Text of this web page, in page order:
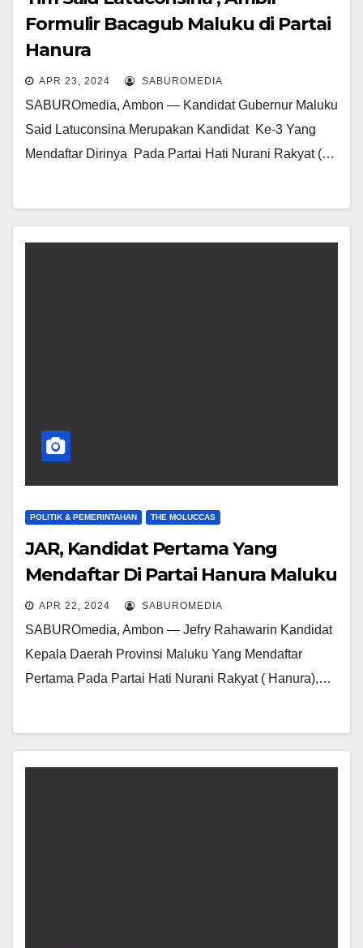
Formulir Bacagub Maluku di Partai
Hanura
APR 23, 2024 SABUROMEDIA
SABUROmedia, Ambon — Kandidat Gubernur Maluku
Said Latuconsina Merupakan Kandidat Ke-3 Yang
Mendaftar Dirinya Pada Partai Hati Nurani Rakyat (…
POLITIK & PEMERINTAHAN THE MOLUCCAS
JAR, Kandidat Pertama Yang
Mendaftar Di Partai Hanura Maluku
APR 22, 2024 SABUROMEDIA
SABUROmedia, Ambon — Jefry Rahawarin Kandidat
Kepala Daerah Provinsi Maluku Yang Mendaftar
Pertama Pada Partai Hati Nurani Rakyat ( Hanura),…